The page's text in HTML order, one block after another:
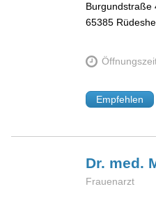
Burgundstraße
65385
Empfehlen
Dr. med.
Frauenarzt